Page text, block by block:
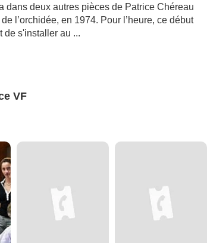
dans deux autres pièces de Patrice Chéreau
l’orchidée, en 1974. Pour l’heure, ce début
de s'installer au ...
VF